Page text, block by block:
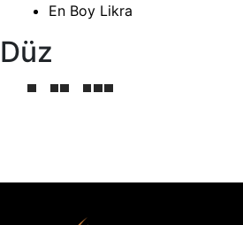
En Boy Likra
Düz